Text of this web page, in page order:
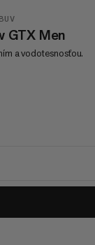
GTX Men
a vodotesnosťou.